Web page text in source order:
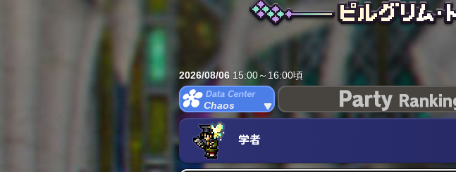
2026/08/06 15:00～16:00頃
Chaos
学者